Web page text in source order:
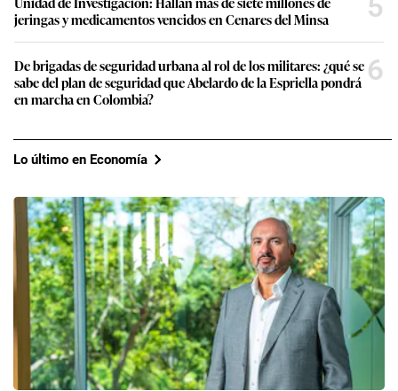
jeringas y medicamentos vencidos en Cenares del Minsa
5
De brigadas de seguridad urbana al rol de los militares: ¿qué se
sabe del plan de seguridad que Abelardo de la Espriella pondrá
en marcha en Colombia?
6
Lo último en Economía